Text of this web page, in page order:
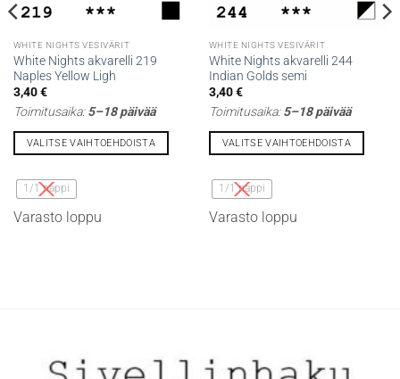
WHITE NIGHTS VESIVÄRIT
White Nights akvarelli 219
Naples Yellow Ligh
3,40€
Toimitusaika:5–18 päivää
VALITSE VAIHTOEHDOISTA
tuotteella
on
useampi
1/1 nappi
Varasto loppu
WHITE NIGHTS VESIVÄRIT
White Nights akvarelli 244
Indian Golds semi
3,40€
Toimitusaika:5–18 päivää
VALITSE VAIHTOEHDOISTA
tuotteella
on
useampi
1/1 nappi
Varasto loppu